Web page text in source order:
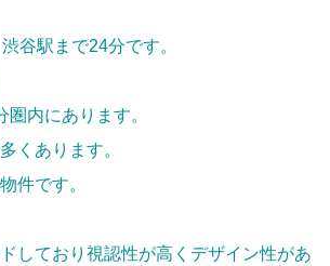
谷駅まで24分です。
圏内にあります。
くあります。
件です。
しており視認性が高くデザイン性があ